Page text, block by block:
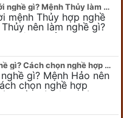
Mệnh Thủy hợp với nghề gì? Mệnh Thủy làm nghề gì để #Ăn nên làm ra
mệnh Thủy hợp nghề
nên làm nghề gì?
mệnh Thủy sẽ được
Mệnh Hỏa hợp nghề gì? Cách chọn nghề hợp mệnh Hỏa hút nhiều tài lộc
gì? Mệnh Hảo nên
chọn nghề hợp
nhiều tài lộc. Giúp